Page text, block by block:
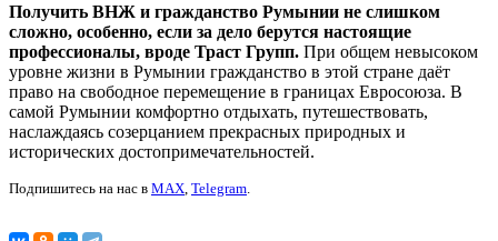
Получить ВНЖ и гражданство Румынии не слишком
сложно, особенно, если за дело берутся настоящие
профессионалы, вроде Траст Групп. При общем невысоком
уровне жизни в Румынии гражданство в этой стране даёт
право на свободное перемещение в границах Евросоюза. В
самой Румынии комфортно отдыхать, путешествовать,
наслаждаясь созерцанием прекрасных природных и
исторических достопримечательностей.
Подпишитесь на нас в MAX Telegram